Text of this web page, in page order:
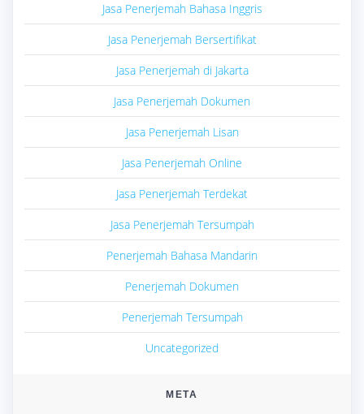
Jasa Penerjemah Bahasa Inggris
Jasa Penerjemah Bersertifikat
Jasa Penerjemah di Jakarta
Jasa Penerjemah Dokumen
Jasa Penerjemah Lisan
Jasa Penerjemah Online
Jasa Penerjemah Terdekat
Jasa Penerjemah Tersumpah
Penerjemah Bahasa Mandarin
Penerjemah Dokumen
Penerjemah Tersumpah
Uncategorized
META